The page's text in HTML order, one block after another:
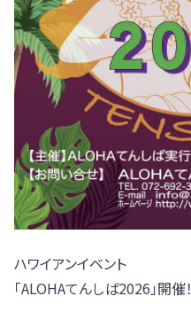
ハワイアンイベント
「ALOHAてんしば2026」開催！